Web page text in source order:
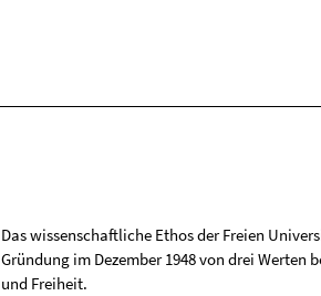
Das wissenschaftliche Ethos der Freien
Gründung im Dezember 1948 von drei
und Freiheit.